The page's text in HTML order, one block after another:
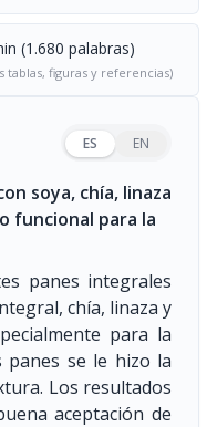
(1.680 palabras)
tablas, figuras y referencias)
ES EN
soya, chía, linaza
funcional para la
panes integrales
chía, linaza y
para la
panes se le hizo la
Los resultados
aceptación de